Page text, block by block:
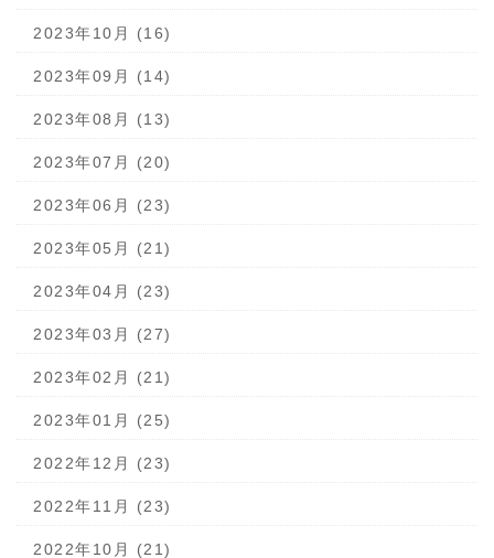
2023年10月 (16)
2023年09月 (14)
2023年08月 (13)
2023年07月 (20)
2023年06月 (23)
2023年05月 (21)
2023年04月 (23)
2023年03月 (27)
2023年02月 (21)
2023年01月 (25)
2022年12月 (23)
2022年11月 (23)
2022年10月 (21)